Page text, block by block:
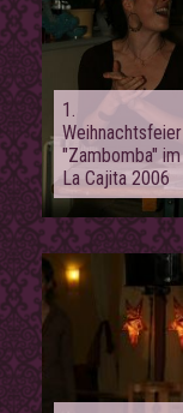
1.
Weihnachtsfeier
"Zambomba" im
La Cajita 2006